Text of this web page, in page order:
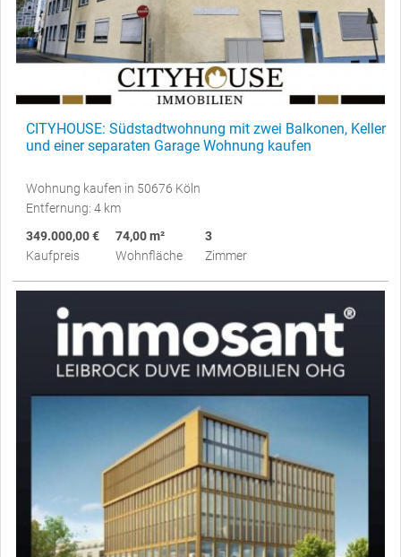
CITYHOUSE: Südstadtwohnung mit zwei Balkonen, Keller
und einer separaten Garage Wohnung kaufen
Wohnung kaufen in 50676 Köln
Entfernung: 4 km
349.000,00 €
Kaufpreis
74,00 m²
Wohnfläche
3
Zimmer